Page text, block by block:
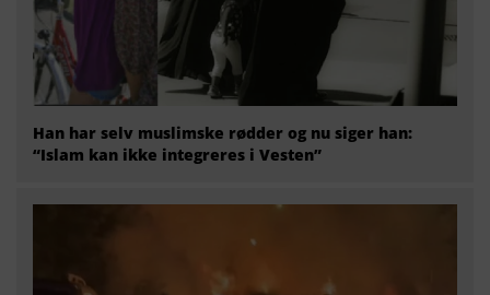
Han har selv muslimske rødder og nu siger han:
“Islam kan ikke integreres i Vesten”